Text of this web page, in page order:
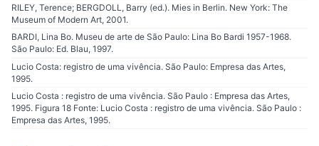
RILEY, Terence; BERGDOLL, Barry (ed.). Mies in Berlin. New York: The
Museum of Modern Art, 2001.
BARDI, Lina Bo. Museu de arte de São Paulo: Lina Bo Bardi 1957-1968.
São Paulo: Ed. Blau, 1997.
Lucio Costa: registro de uma vivência. São Paulo: Empresa das Artes,
1995.
Lucio Costa : registro de uma vivência. São Paulo : Empresa das Artes,
1995. Figura 18 Fonte: Lucio Costa : registro de uma vivência. São Paulo :
Empresa das Artes, 1995.